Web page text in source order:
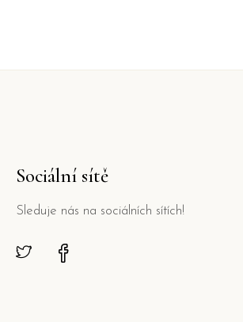
Sociální sítě
Sleduje nás na sociálních sítích!